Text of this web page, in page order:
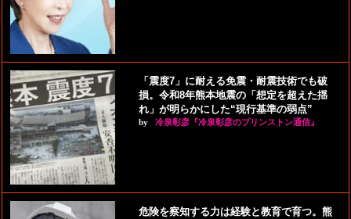
「震度7」に耐える免震・耐震技術でも破
損。令和8年熊本地震の「想定を超えた揺
れ」が明らかにした“現行基準の弱点”
by 冷泉彰彦『冷泉彰彦のプリンストン通信』
危険を察知する力は経験と教育で育つ。熊